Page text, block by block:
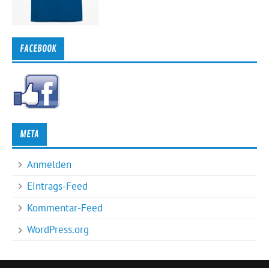
FACEBOOK
META
Anmelden
Eintrags-Feed
Kommentar-Feed
WordPress.org